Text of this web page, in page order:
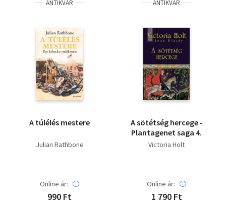
ANTIKVÁR
A túlélés mestere
Julian Rathbone
Online ár:
990 Ft
ANTIKVÁR
A sötétség hercege -
Plantagenet saga 4.
Victoria Holt
Online ár:
1 790 Ft